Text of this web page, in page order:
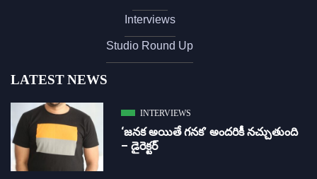
Interviews
Studio Round Up
LATEST NEWS
INTERVIEWS
‘జ‌న‌క అయితే గ‌న‌క‌’ అందరికీ నచ్చుతుంది
– డైరెక్ట‌ర్